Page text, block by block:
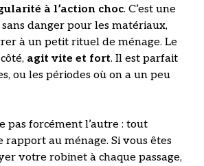
à l’action choc. C’est une
danger pour les matériaux,
à un petit rituel de ménage. Le
agit vite et fort. Il est parfait
ou les périodes où on a un peu
pas forcément l’autre : tout
au ménage. Si vous êtes
votre robinet à chaque passage,